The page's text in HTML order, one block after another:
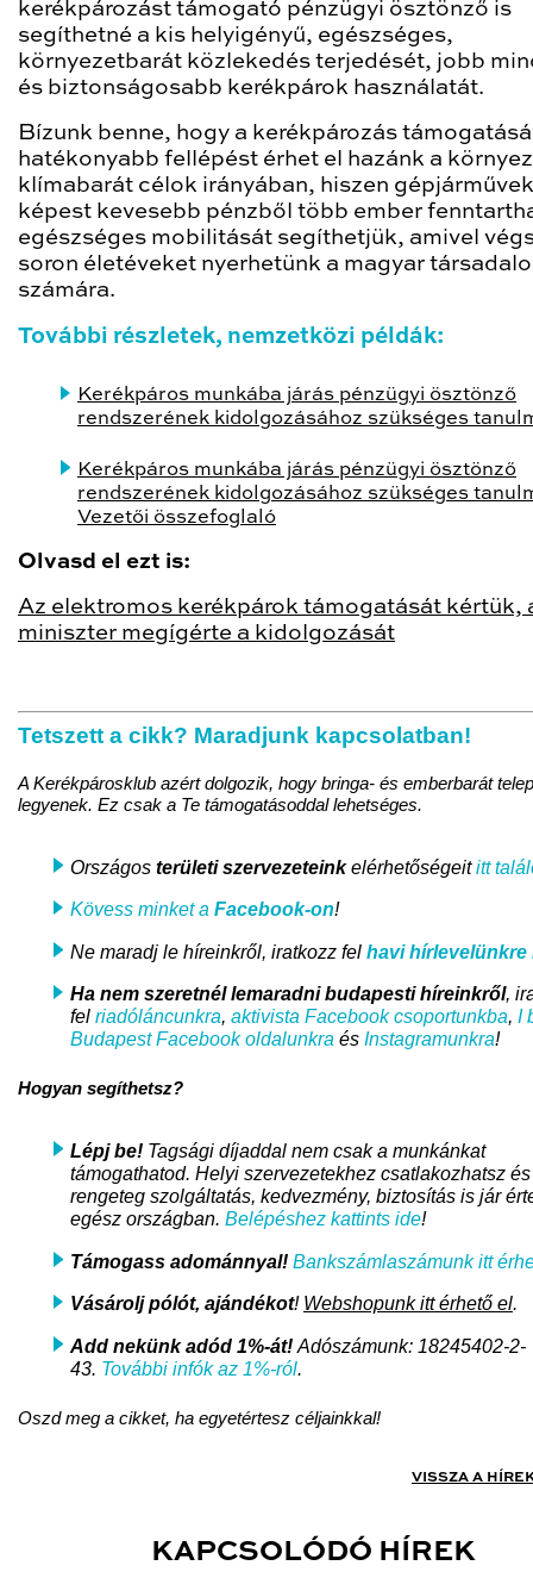
kerékpározást támogató pénzügyi ösztönző is
segíthetné a kis helyigényű, egészséges,
környezetbarát közlekedés terjedését, jobb
és biztonságosabb kerékpárok használatát.
Bízunk benne, hogy a kerékpározás
hatékonyabb fellépést érhet el hazánk a
klímabarát célok irányában, hiszen
képest kevesebb pénzből több ember
egészséges mobilitását segíthetjük, amivel
soron életéveket nyerhetünk a magyar
számára.
További részletek, nemzetközi példák:
Kerékpáros munkába járás pénzügyi ösztönző
rendszerének kidolgozásához szükséges
Kerékpáros munkába járás pénzügyi ösztönző
rendszerének kidolgozásához szükséges
Vezetői összefoglaló
Olvasd el ezt is:
Az elektromos kerékpárok támogatását kértük,
miniszter megígérte a kidolgozását
Tetszett a cikk? Maradjunk kapcsolatban!
A Kerékpárosklub azért dolgozik, hogy bringa- és emberbarát
legyenek. Ez csak a Te támogatásoddal lehetséges.
Országos területi szervezeteinkelérhetőségeititt
Kövess minket a Facebook-on!
Ne maradj le híreinkről, iratkozz fel havi hírlevelünkre
Ha nem szeretnél lemaradni budapesti híreinkről,
fel riadóláncunkra, aktivista Facebook csoportunkba, I
Budapest Facebook oldalunkra és Instagramunkra!
Hogyan segíthetsz?
Lépj be! Tagsági díjaddal nem csak a munkánkat
támogathatod. Helyi szervezetekhez csatlakozhatsz és
rengeteg szolgáltatás, kedvezmény, biztosítás is jár
egész országban. Belépéshez kattints ide!
Támogass adománnyal! Bankszámlaszámunk itt
Vásárolj pólót, ajándékot! Webshopunk itt érhető el.
Add nekünk adód 1%-át! Adószámunk: 18245402-2-
43. További infók az 1%-ról.
Oszd meg a cikket, ha egyetértesz céljainkkal!
VISSZA A
KAPCSOLÓDÓ HÍREK